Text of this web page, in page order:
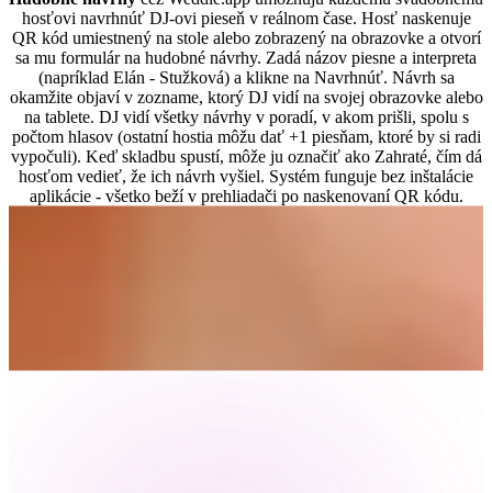
hosťovi navrhnúť DJ-ovi pieseň v reálnom čase. Hosť naskenuje
QR kód umiestnený na stole alebo zobrazený na obrazovke a otvorí
sa mu formulár na hudobné návrhy. Zadá názov piesne a interpreta
(napríklad Elán - Stužková) a klikne na Navrhnúť. Návrh sa
okamžite objaví v zozname, ktorý DJ vidí na svojej obrazovke alebo
na tablete. DJ vidí všetky návrhy v poradí, v akom prišli, spolu s
počtom hlasov (ostatní hostia môžu dať +1 piesňam, ktoré by si radi
vypočuli). Keď skladbu spustí, môže ju označiť ako Zahraté, čím dá
hosťom vedieť, že ich návrh vyšiel. Systém funguje bez inštalácie
aplikácie - všetko beží v prehliadači po naskenovaní QR kódu.